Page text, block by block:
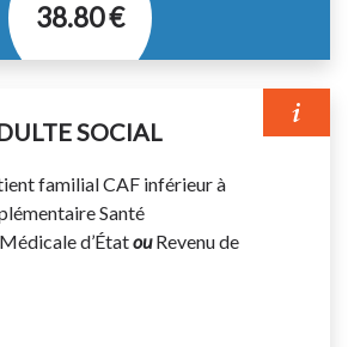
38.80 €
un nombre illimité de
mois (du 1er au 30/31 du mois).
suivantes : 310 et 711 à 720.
à partir du 20 du mois précédent.
doit être validé à chaque
même en correspondance.
SOCIAL
familial CAF inférieur à
Santé
d’ÉtatouRevenu de